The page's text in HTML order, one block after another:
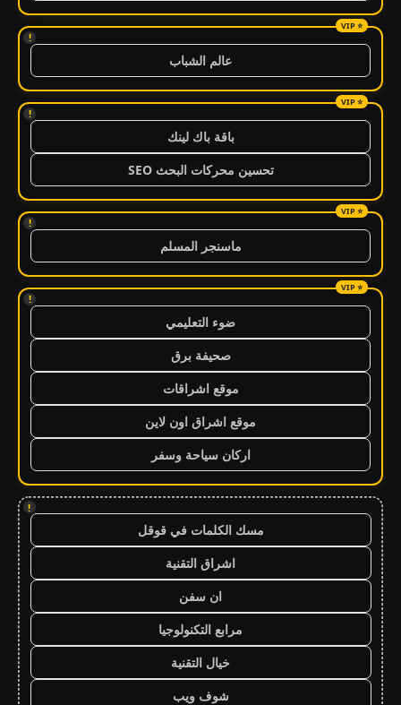
!
عالم الشباب
!
باقة باك لينك
تحسين محركات البحث SEO
!
ماسنجر المسلم
!
ضوء التعليمي
صحيفة برق
موقع اشراقات
موقع اشراق اون لاين
اركان سياحة وسفر
!
مسك الكلمات في قوقل
اشراق التقنية
ان سفن
مرابع التكنولوجيا
خيال التقنية
شوف ويب